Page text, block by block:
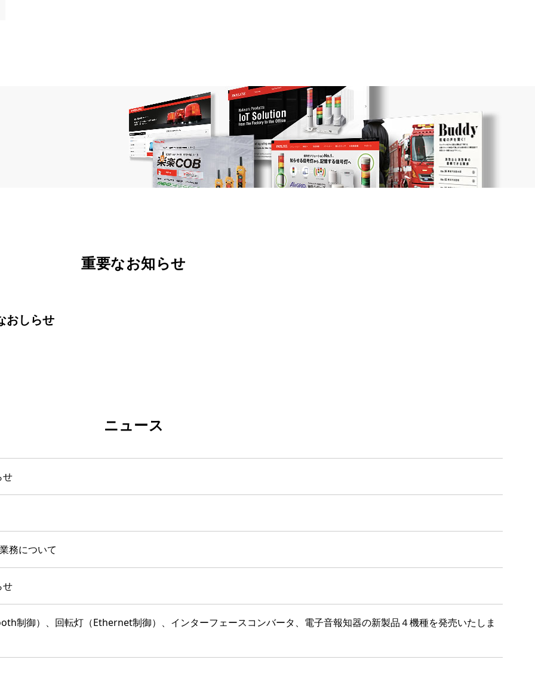
重要なお知らせ
おしらせ
ニュース
務について
制御）、回転灯（Ethernet制御）、インターフェースコンバータ、電子音報知器の新製品４機種を発売いたしま